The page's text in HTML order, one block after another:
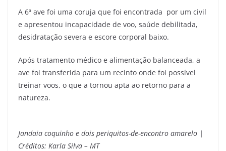
A 6ª ave foi uma coruja que foi encontrada por um civil
e apresentou incapacidade de voo, saúde debilitada,
desidratação severa e escore corporal baixo.
Após tratamento médico e alimentação balanceada, a
ave foi transferida para um recinto onde foi possível
treinar voos, o que a tornou apta ao retorno para a
natureza.
Jandaia coquinho e dois periquitos-de-encontro amarelo |
Créditos: Karla Silva – MT